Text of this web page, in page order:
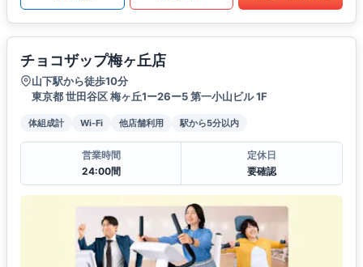
チョコザップ梅ヶ丘店
山下駅から徒歩10分
東京都 世田谷区 梅ヶ丘1ー26ー5 第一小山ビル 1F
体組成計 Wi-Fi 他店舗利用 駅から5分以内
営業時間
24:00間
定休日
要確認